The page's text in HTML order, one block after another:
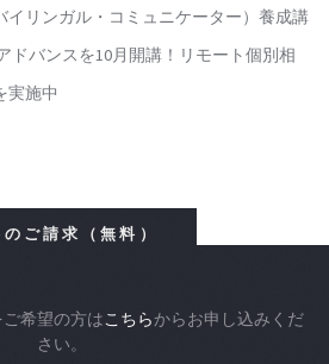
イリンガル・コミュニケーター）養成講
ドバンスを10月開講！リモート個別相
実施中
ご請求（無料）
希望の方はこちらからお申し込みくだ
さい。